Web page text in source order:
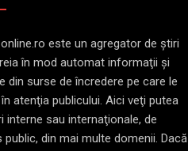
este un agregator de ştiri
în mod automat informaţii şi
din surse de încredere pe care le
atenţia publicului. Aici veţi putea
interne sau internaţionale, de
public, din mai multe domenii. Dacă